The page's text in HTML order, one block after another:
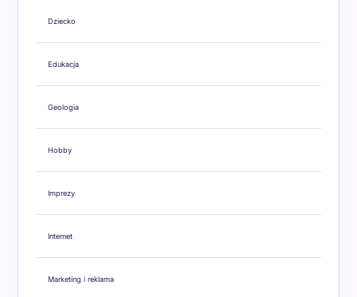
Dziecko
Edukacja
Geologia
Hobby
Imprezy
Internet
Marketing i reklama